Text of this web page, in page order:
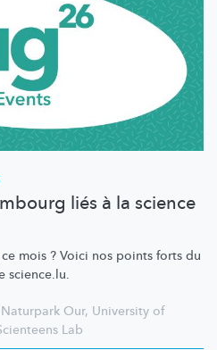
liés à la science
mois ? Voici nos points forts du
science.lu.
Naturpark Our, University of
Lab